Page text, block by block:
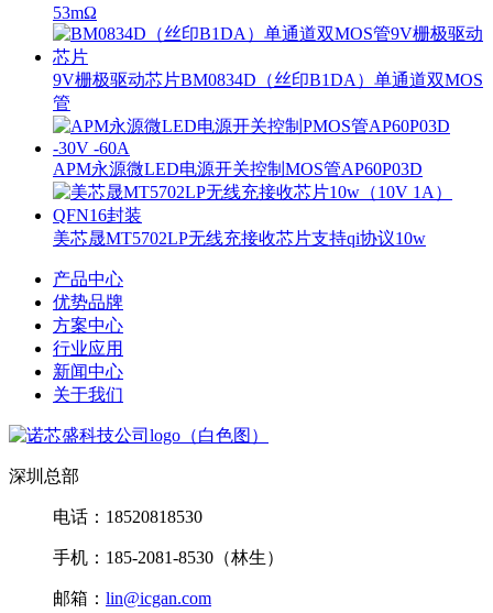
53mΩ
9V栅极驱动芯片BM0834D（丝印B1DA）单通道双MOS
管
APM永源微LED电源开关控制MOS管AP60P03D
美芯晟MT5702LP无线充接收芯片支持qi协议10w
产品中心
优势品牌
方案中心
行业应用
新闻中心
关于我们
深圳总部
电话：18520818530
手机：185-2081-8530（林生）
邮箱： lin@icgan.com